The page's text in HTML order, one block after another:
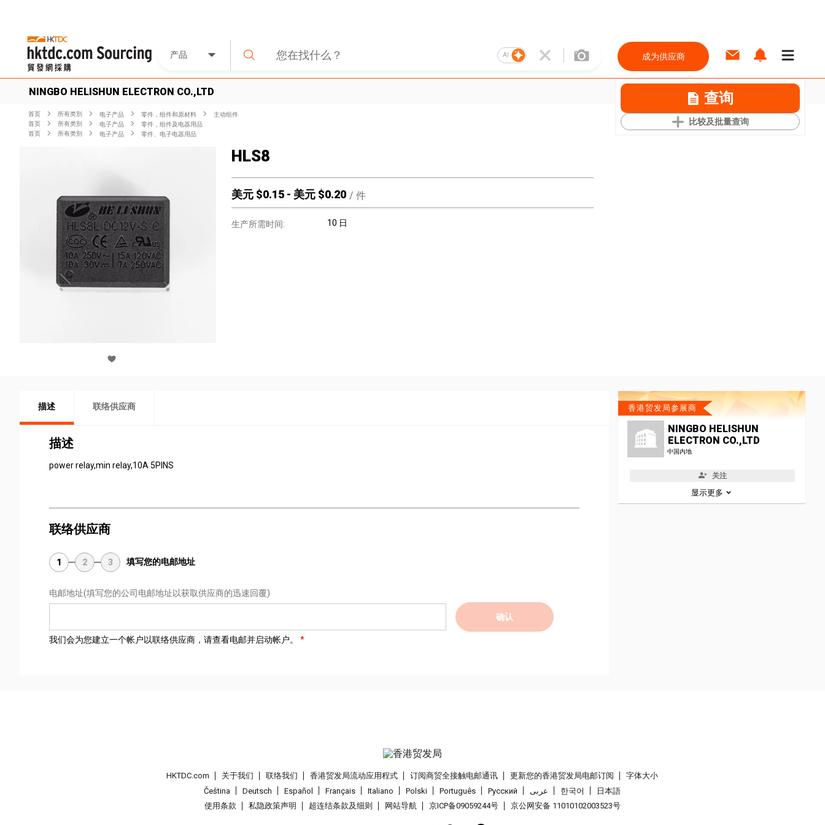
产品 AI 成为供应商
NINGBO HELISHUN ELECTRON CO.,LTD 查询
比较及批量查询
首页 所有类別 电子产品 零件，组件和原材料
主动组件
首页
所有类別 电子产品
零件，组件及电器用品
首页
所有类別 电子产品 零件、电子电器用品
HLS8
美元 $0.15 - 美元 $0.20 / 件
生产所需时间: 10 日
描述 联络供应商
描述
power relay,min relay,10A 5PINS
联络供应商
1 2 3 填写您的电邮地址
电邮地址(填写您的公司电邮地址以获取供应商的迅速回覆)
确认
我们会为您建立一个帐户以联络供应商，请查看电邮并启动帐户。
香港贸发局参展商
NINGBO HELISHUN
ELECTRON CO.,LTD
中国内地
关注
显示更多
HKTDC.com 关于我们 联络我们 香港贸发局流动应用程式 订阅商贸全接触电邮通讯 更新您的香港贸发局电邮订阅
字体大小
Čeština
Deutsch Español Français Italiano Polski Português Pусский عربى 한국어
日本語
使用条款
私隐政策声明 超连结条款及细则 网站导航 京ICP备09059244号 京公网安备 11010102003523号